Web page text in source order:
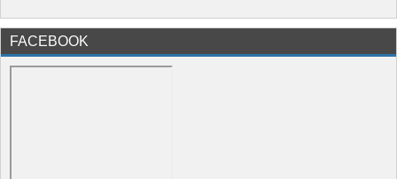
FACEBOOK